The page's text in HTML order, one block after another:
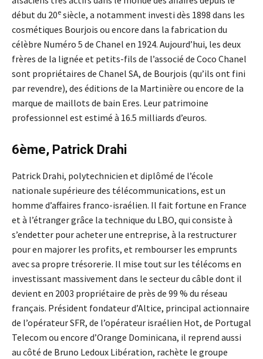
début du 20e siècle, a notamment investi dès 1898 dans les
cosmétiques Bourjois ou encore dans la fabrication du
célèbre Numéro 5 de Chanel en 1924. Aujourd’hui, les deux
frères de la lignée et petits-fils de l’associé de Coco Chanel
sont propriétaires de Chanel SA, de Bourjois (qu’ils ont fini
par revendre), des éditions de la Martinière ou encore de la
marque de maillots de bain Eres. Leur patrimoine
professionnel est estimé à 16.5 milliards d’euros.
6ème, Patrick Drahi
Patrick Drahi, polytechnicien et diplômé de l’école
nationale supérieure des télécommunications, est un
homme d’affaires franco-israélien. Il fait fortune en France
et à l’étranger grâce la technique du LBO, qui consiste à
s’endetter pour acheter une entreprise, à la restructurer
pour en majorer les profits, et rembourser les emprunts
avec sa propre trésorerie. Il mise tout sur les télécoms en
investissant massivement dans le secteur du câble dont il
devient en 2003 propriétaire de près de 99 % du réseau
français. Président fondateur d’Altice, principal actionnaire
de l’opérateur SFR, de l’opérateur israélien Hot, de Portugal
Telecom ou encore d’Orange Dominicana, il reprend aussi
au côté de Bruno Ledoux Libération, rachète le groupe